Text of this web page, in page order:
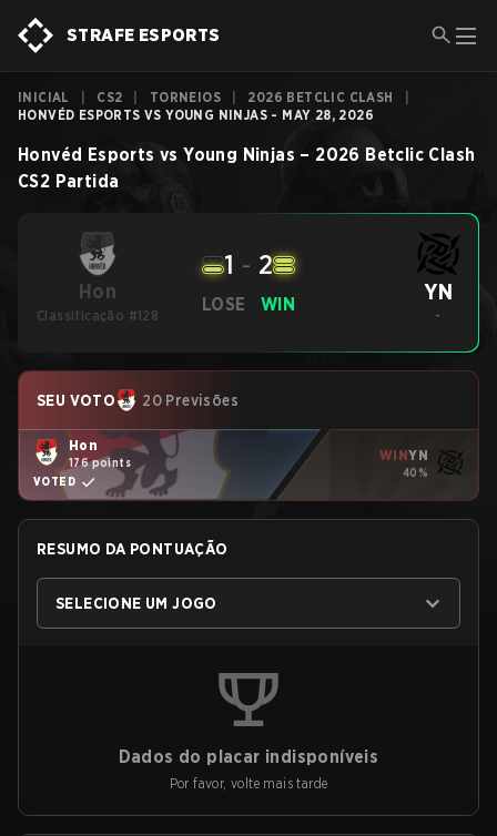
STRAFE ESPORTS
INICIAL CS2 TORNEIOS 2026 BETCLIC CLASH
HONVÉD ESPORTS VS YOUNG NINJAS - MAY 28, 2026
Honvéd Esports vs Young Ninjas – 2026 Betclic Clash
CS2 Partida
Hon
Classificação #128
LOSE
1 - 2
WIN YN
-
SEU VOTO 20 Previsões
Hon
176 points
VOTED
WINYN
40%
RESUMO DA PONTUAÇÃO
SELECIONE UM JOGO
Dados do placar indisponíveis
Por favor, volte mais tarde